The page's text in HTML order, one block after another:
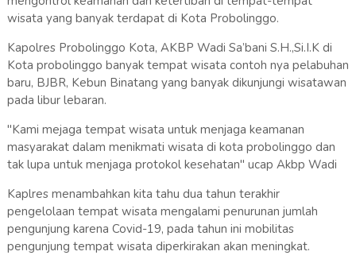
wisata yang banyak terdapat di Kota Probolinggo.
Kapolres Probolinggo Kota, AKBP Wadi Sa’bani S.H.,Si.I.K di
Kota probolinggo banyak tempat wisata contoh nya pelabuhan
baru, BJBR, Kebun Binatang yang banyak dikunjungi wisatawan
pada libur lebaran.
"Kami mejaga tempat wisata untuk menjaga keamanan
masyarakat dalam menikmati wisata di kota probolinggo dan
tak lupa untuk menjaga protokol kesehatan" ucap Akbp Wadi
Kaplres menambahkan kita tahu dua tahun terakhir
pengelolaan tempat wisata mengalami penurunan jumlah
pengunjung karena Covid-19, pada tahun ini mobilitas
pengunjung tempat wisata diperkirakan akan meningkat.